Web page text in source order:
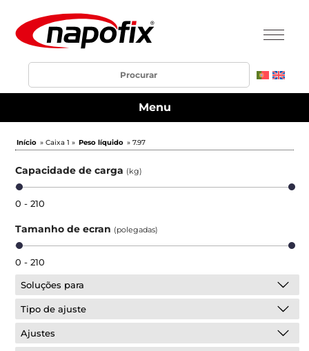
Menu
Início » Caixa 1 » Peso líquido » 7.97
Capacidade de carga (kg)
0 - 210
Tamanho de ecran (polegadas)
0 - 210
Soluções para
Tipo de ajuste
Ajustes